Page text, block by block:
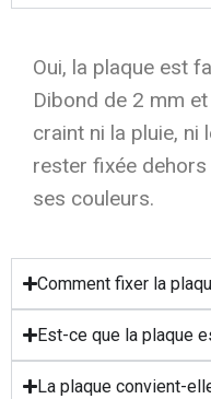
Oui, la plaque est
Dibond de 2 mm
craint ni la pluie, ni
rester fixée dehors
ses couleurs.
Comment fixer la
Est-ce que la plaque
La plaque convient-